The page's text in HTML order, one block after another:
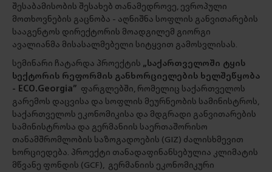
შესაბამისობის შესახებ თანამედროვე, ევროპული
მოთხოვნების გაცნობა - აღნიშნა სოფლის განვითარების
სააგენტოს დირექტორის მოადგილემ გიორგი
ავალიანმა მისასალმებელი სიტყვით გამოსვლისას.
სემინარი ჩატარდა პროექტის „საქართველოში ტყის
სექტორის რეფორმის განხორციელების ხელშეწყობა
- ECO.Georgia” ფარგლებში, რომელიც საქართველოს
გარემოს დაცვისა და სოფლის მეურნეობის სამინისტროს,
საქართველოს ეკონომიკისა და მდგრადი განვითარების
სამინისტროსა და გერმანიის საერთაშორისო
თანამშრომლობის საზოგადოების (GIZ) ძალისხმევით
ხორციედება. პროექტი თანადაფინანსებულია კლიმატის
მწვანე ფონდის (GCF), გერმანიის ეკონომიკური